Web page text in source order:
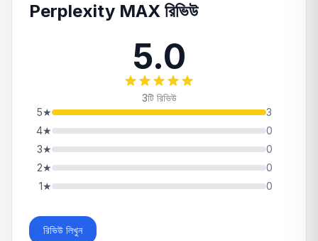
Perplexity MAX রিভিউ
5.0
3টি রিভিউ
5★
3
4★
0
3★
0
2★
0
1★ 0
রিভিউ লিখুন